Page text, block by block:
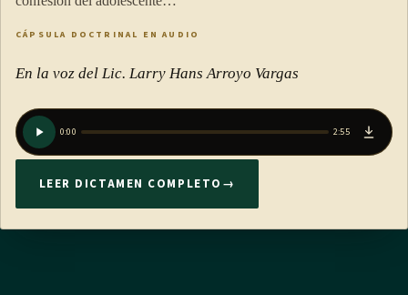
octubre de 2024)
b) Que esté de por medio una situación especial o
excepcional de salud de un familiar enfermo, persona
c) Que exista una solicitud del enfermo o de la persona
CÁPSULA DOCTRINAL EN AUDIO
En la voz del Lic. Larry Hans Arroyo Vargas
0:00 2:55
LEER DICTAMEN COMPLETO →